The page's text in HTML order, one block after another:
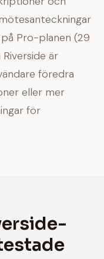
Pro-planen (29
är
föredra
eller mer
för